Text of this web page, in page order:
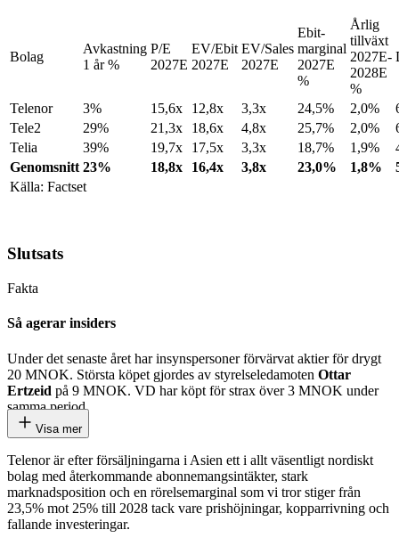
Bolag
Avkastning
1 år %
P/E
2027E
EV/Ebit
2027E
EV/Sales
2027E
Ebit-
marginal
2027E
%
Årlig
tillväxt
2027E-
2028E
%
Telenor 3% 15,6x 12,8x 3,3x 24,5% 2,0%
Tele2
29% 21,3x 18,6x 4,8x 25,7% 2,0%
Telia
39% 19,7x 17,5x 3,3x 18,7% 1,9%
Genomsnitt 23% 18,8x 16,4x 3,8x 23,0% 1,8%
Källa: Factset
Slutsats
Fakta
Så agerar insiders
Under det senaste året har insynspersoner förvärvat aktier för drygt
20 MNOK. Största köpet gjordes av styrelseledamoten Ottar
Ertzeid på 9 MNOK. VD har köpt för strax över 3 MNOK under
samma period.
Visa mer
Telenor är efter försäljningarna i Asien ett i allt väsentligt nordiskt
bolag med återkommande abonnemangsintäkter, stark
marknadsposition och en rörelsemarginal som vi tror stiger från
23,5% mot 25% till 2028 tack vare prishöjningar, kopparrivning och
fallande investeringar.